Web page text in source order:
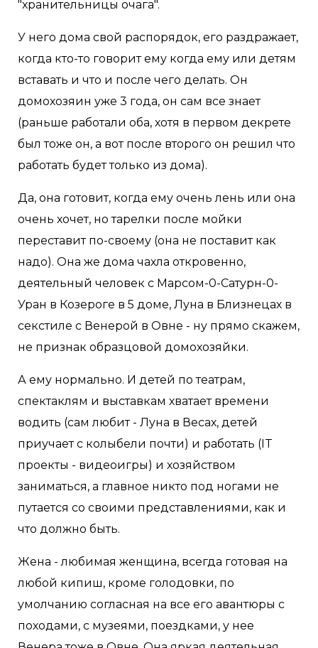
"хранительницы очага".
У него дома свой распорядок, его раздражает,
когда кто-то говорит ему когда ему или детям
вставать и что и после чего делать. Он
домохозяин уже 3 года, он сам все знает
(раньше работали оба, хотя в первом декрете
был тоже он, а вот после второго он решил что
работать будет только из дома).
Да, она готовит, когда ему очень лень или она
очень хочет, но тарелки после мойки
переставит по-своему (она не поставит как
надо). Она же дома чахла откровенно,
деятельный человек с Марсом-0-Сатурн-0-
Уран в Козероге в 5 доме, Луна в Близнецах в
секстиле с Венерой в Овне - ну прямо скажем,
не признак образцовой домохозяйки.
А ему нормально. И детей по театрам,
спектаклям и выставкам хватает времени
водить (сам любит - Луна в Весах, детей
приучает с колыбели почти) и работать (IT
проекты - видеоигры) и хозяйством
заниматься, а главное никто под ногами не
путается со своими представлениями, как и
что должно быть.
Жена - любимая женщина, всегда готовая на
любой кипиш, кроме голодовки, по
умолчанию согласная на все его авантюры с
походами, с музеями, поездками, у нее